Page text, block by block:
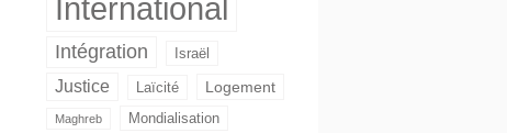
International
Intégration Israël
Justice Laïcité Logement
Maghreb Mondialisation